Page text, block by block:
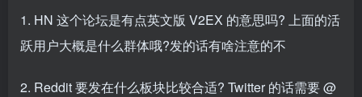
1. HN 这个论坛是有点英文版 V2EX 的意思吗? 上面的活
跃用户大概是什么群体哦?发的话有啥注意的不
2. Reddit 要发在什么板块比较合适? Twitter 的话需要 @